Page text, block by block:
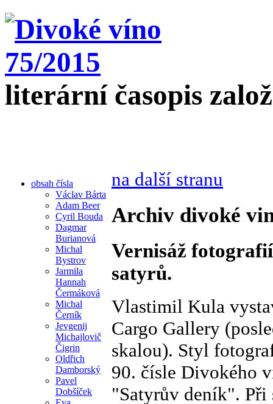
literární časopis
obsah čísla
Václav Bárta
Adam Beer
Cyril Bouda
Dagmar
Burianová
Michal
Bystrov
Jarmila
Hannah
Čermáková
Michal
Černík
Jevgenij
Michajlovič
Čigrin
Oldřich
Damborský
Pavel
Dobšíček
na další stranu
Archiv divoké
Vernisáž
satyrů.
Vlastimil Kula
Cargo Gallery
skalou). Styl
90. čísle Divokého
"Satyrův deník".